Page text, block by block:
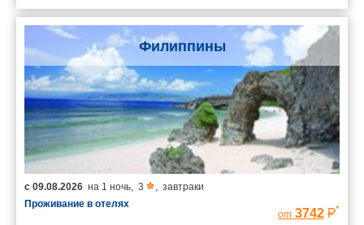
Филиппины
с 09.08.2026 на 1 ночь, 3 , завтраки
Проживание в отелях
от 3742 *